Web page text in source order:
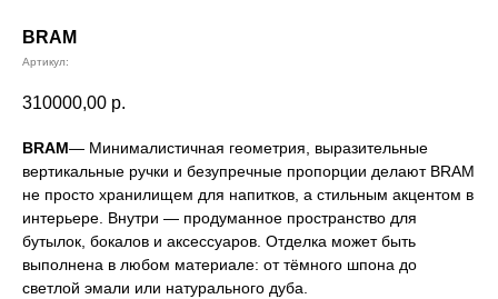
BRAM
Артикул:
310000,00 р.
BRAM— Минималистичная геометрия, выразительные
вертикальные ручки и безупречные пропорции делают BRAM
не просто хранилищем для напитков, а стильным акцентом в
интерьере. Внутри — продуманное пространство для
бутылок, бокалов и аксессуаров. Отделка может быть
выполнена в любом материале: от тёмного шпона до
светлой эмали или натурального дуба.